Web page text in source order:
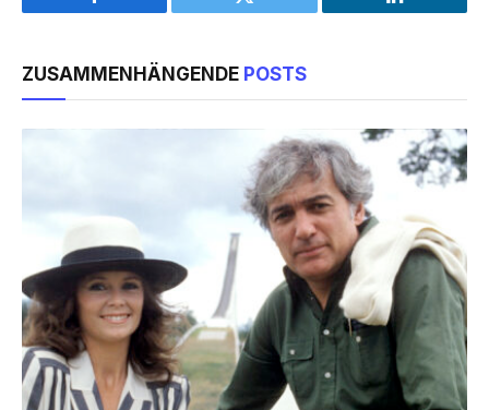
Facebook Twitter LinkedIn
ZUSAMMENHÄNGENDE POSTS